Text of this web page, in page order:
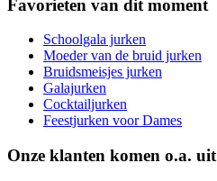
Favorieten van dit moment
Schoolgala jurken
Moeder van de bruid jurken
Bruidsmeisjes jurken
Galajurken
Cocktailjurken
Feestjurken voor Dames
Onze klanten komen o.a. uit